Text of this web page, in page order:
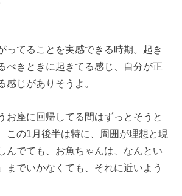
ってることを実感できる時期。起き
べきときに起きてる感じ、自分が正
感じがありそうよ。
お座に回帰してる間はずっとそうと
この1月後半は特に、周囲が理想と現
んでても、お魚ちゃんは、なんとい
までいかなくても、それに近いよう